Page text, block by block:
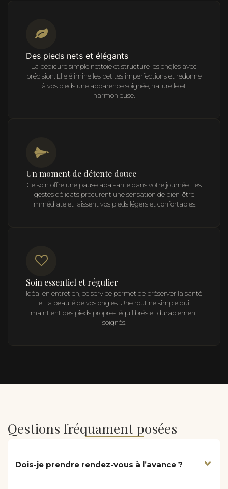
Des pieds nets et élégants
La pédicure simple nettoie et structure les ongles avec
précision. Elle élimine les petites imperfections et redonne
à vos pieds une apparence soignée, naturelle et
harmonieuse.
Un moment de détente douce
Ce soin offre une pause apaisante dans votre journée. Les
gestes délicats procurent une sensation de bien-être
immédiate et laissent vos pieds légers et confortables.
Soin essentiel et régulier
Idéal en entretien, ce service permet de préserver la santé
et la beauté de vos ongles. Une routine simple qui
maintient des pieds propres, équilibrés et durablement
soignés.
Qestions fréquament posées
Dois-je prendre rendez-vous à l’avance ?